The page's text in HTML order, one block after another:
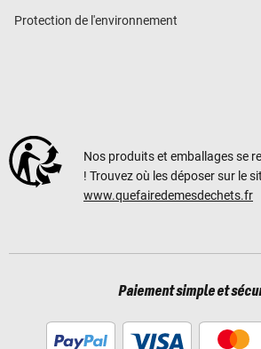
Protection de l'environnement
Nos produits et emballages se
! Trouvez où les déposer sur le
www.quefairedemesdechets.fr
Paiement simple et